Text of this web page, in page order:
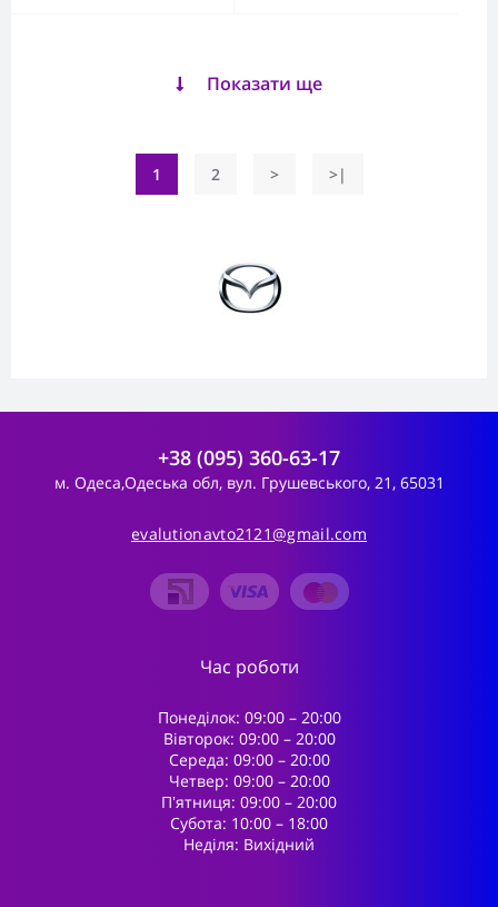
Показати ще
1 2 > >|
+38 (095) 360-63-17
м. Одеса,Одеська обл, вул. Грушевського, 21, 65031
evalutionavto2121@gmail.com
Час роботи
Понеділок: 09:00 – 20:00
Вівторок: 09:00 – 20:00
Середа: 09:00 – 20:00
Четвер: 09:00 – 20:00
Пʼятниця: 09:00 – 20:00
Субота: 10:00 – 18:00
Неділя: Вихідний